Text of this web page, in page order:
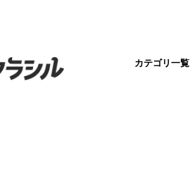
カテゴリ一覧